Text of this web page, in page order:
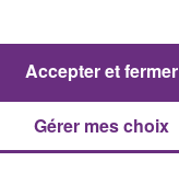
Soleils
Gérer mes choix
Accepter et fermer